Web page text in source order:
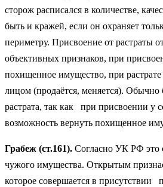
сторож расписался в количестве,
быть и кражей, если он охраняет
периметру. Присвоение от растраты
объективных признаков, при
похищенное имущество, при
лицом (продаётся, меняется). Обычно
растрата, так как при присвоении у
возможность вернуть похищенное
Грабеж (ст.161). Согласно УК РФ это
чужого имущества. Открытым
которое совершается в присутствии